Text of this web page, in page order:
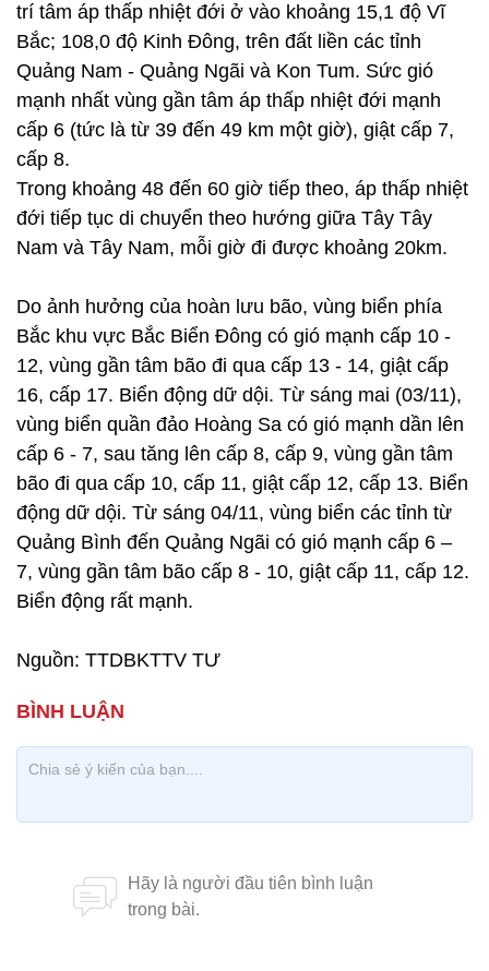
trí tâm áp thấp nhiệt đới ở vào khoảng 15,1 độ Vĩ
Bắc; 108,0 độ Kinh Đông, trên đất liền các tỉnh
Quảng Nam - Quảng Ngãi và Kon Tum. Sức gió
mạnh nhất vùng gần tâm áp thấp nhiệt đới mạnh
cấp 6 (tức là từ 39 đến 49 km một giờ), giật cấp 7,
cấp 8.
Trong khoảng 48 đến 60 giờ tiếp theo, áp thấp nhiệt
đới tiếp tục di chuyển theo hướng giữa Tây Tây
Nam và Tây Nam, mỗi giờ đi được khoảng 20km.
Do ảnh hưởng của hoàn lưu bão, vùng biển phía
Bắc khu vực Bắc Biển Đông có gió mạnh cấp 10 -
12, vùng gần tâm bão đi qua cấp 13 - 14, giật cấp
16, cấp 17. Biển động dữ dội. Từ sáng mai (03/11),
vùng biển quần đảo Hoàng Sa có gió mạnh dần lên
cấp 6 - 7, sau tăng lên cấp 8, cấp 9, vùng gần tâm
bão đi qua cấp 10, cấp 11, giật cấp 12, cấp 13. Biển
động dữ dội. Từ sáng 04/11, vùng biển các tỉnh từ
Quảng Bình đến Quảng Ngãi có gió mạnh cấp 6 –
7, vùng gần tâm bão cấp 8 - 10, giật cấp 11, cấp 12.
Biển động rất mạnh.
Nguồn: TTDBKTTV TƯ